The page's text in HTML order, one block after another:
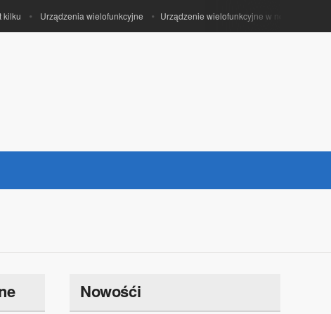
Urządzenia wielofunkcyjne Urządzenie wielofunkcyjne w nowoczesnym
Nowośći